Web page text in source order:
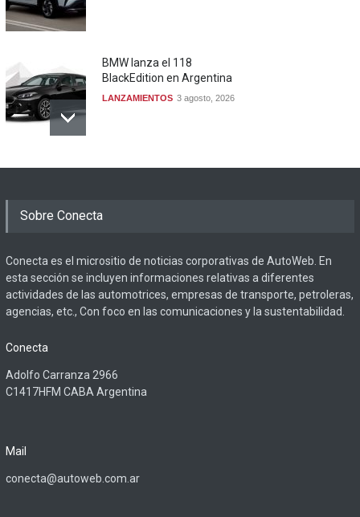
BMW lanza el 118
BlackEdition en Argentina
LANZAMIENTOS 3 agosto, 2026
Sobre Conecta
Conecta es el micrositio de noticias corporativas de AutoWeb. En
esta sección se incluyen informaciones relativas a diferentes
actividades de las automotrices, empresas de transporte, petroleras,
agencias, etc., Con foco en las comunicaciones y la sustentabilidad.
Conecta
Adolfo Carranza 2966
C1417HFM CABA Argentina
Mail
conecta@autoweb.com.ar